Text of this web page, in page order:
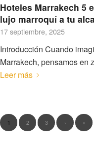
Hoteles Marrakech 5
lujo marroquí a tu
17 septiembre, 2025
Introducción Cuando
Marrakech, pensamos en
Leer más
1 2 3 › »